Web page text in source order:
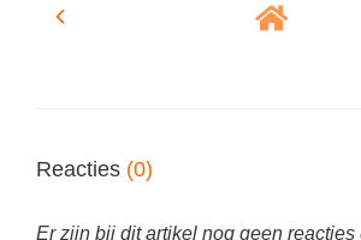
Seksualiteit
Montessori onderwijs
Onderwijsvacatures
Afscheidstekst collega
Reacties (0)
Er zijn bij dit artikel nog geen reacties